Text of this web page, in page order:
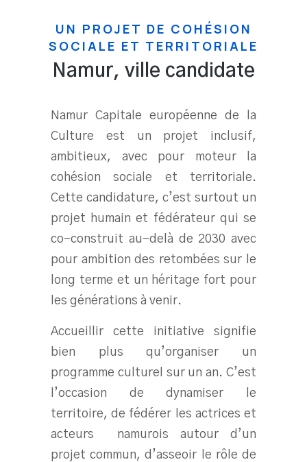
UN PROJET DE COHÉSION
SOCIALE ET TERRITORIALE
Namur, ville candidate
Namur Capitale européenne de la
Culture est un projet inclusif,
ambitieux, avec pour moteur la
cohésion sociale et territoriale.
Cette candidature, c’est surtout un
projet humain et fédérateur qui se
co-construit au-delà de 2030 avec
pour ambition des retombées sur le
long terme et un héritage fort pour
les générations à venir.
Accueillir cette initiative signifie
bien plus qu’organiser un
programme culturel sur un an. C’est
l’occasion de dynamiser le
territoire, de fédérer les actrices et
acteurs namurois autour d’un
projet commun, d’asseoir le rôle de